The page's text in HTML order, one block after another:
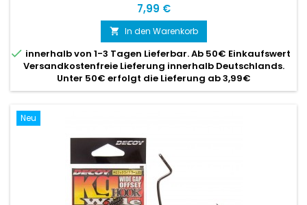
Preis
7,99 €
 In den Warenkorb
 innerhalb von 1-3 Tagen Lieferbar. Ab 50€ Einkaufswert
Versandkostenfreie Lieferung innerhalb Deutschlands.
Unter 50€ erfolgt die Lieferung ab 3,99€
Neu